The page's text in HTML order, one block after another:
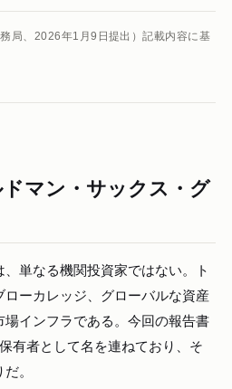
局、2026年1月9日提出）記載内容に基
ドマン・サックス・グ
単なる機関投資家ではない。ト
ローカレッジ、グローバルな資産
インフラである。今回の報告書
有者として名を連ねており、そ
。